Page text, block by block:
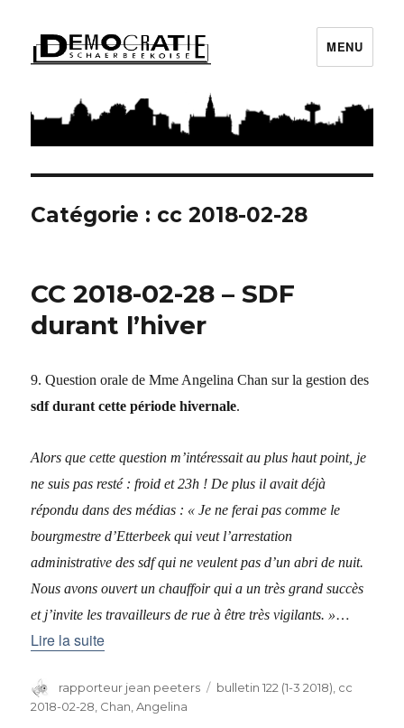
Démocratie Schaerbeekoise
MENU
Catégorie : cc 2018-02-28
CC 2018-02-28 – SDF
durant l’hiver
9. Question orale de Mme Angelina Chan sur la gestion des
sdf durant cette période hivernale.
Alors que cette question m’intéressait au plus haut point, je
ne suis pas resté : froid et 23h ! De plus il avait déjà
répondu dans des médias : « Je ne ferai pas comme le
bourgmestre d’Etterbeek qui veut l’arrestation
administrative des sdf qui ne veulent pas d’un abri de nuit.
Nous avons ouvert un chauffoir qui a un très grand succès
et j’invite les travailleurs de rue à être très vigilants. »…
Lire la suite
Auteur
rapporteur jean peeters Catégories
bulletin 122 (1-3 2018) cc
2018-02-28 Chan, Angelina